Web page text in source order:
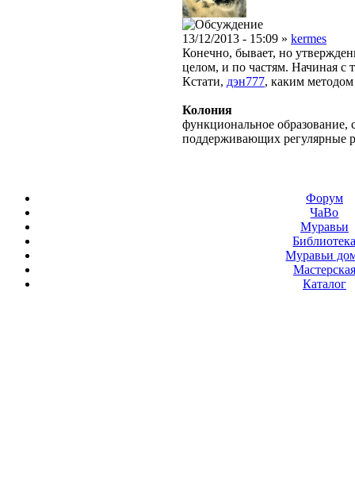
13/12/2013 - 15:09 » kermes
Конечно, бывает, но
целом, и по частям. Начиная с
Кстати, дэн777, каким
Колония
функциональное образование,
поддерживающих регулярные
Форум
ЧаВо
Муравьи
Муравьи
Мастерская
Каталог